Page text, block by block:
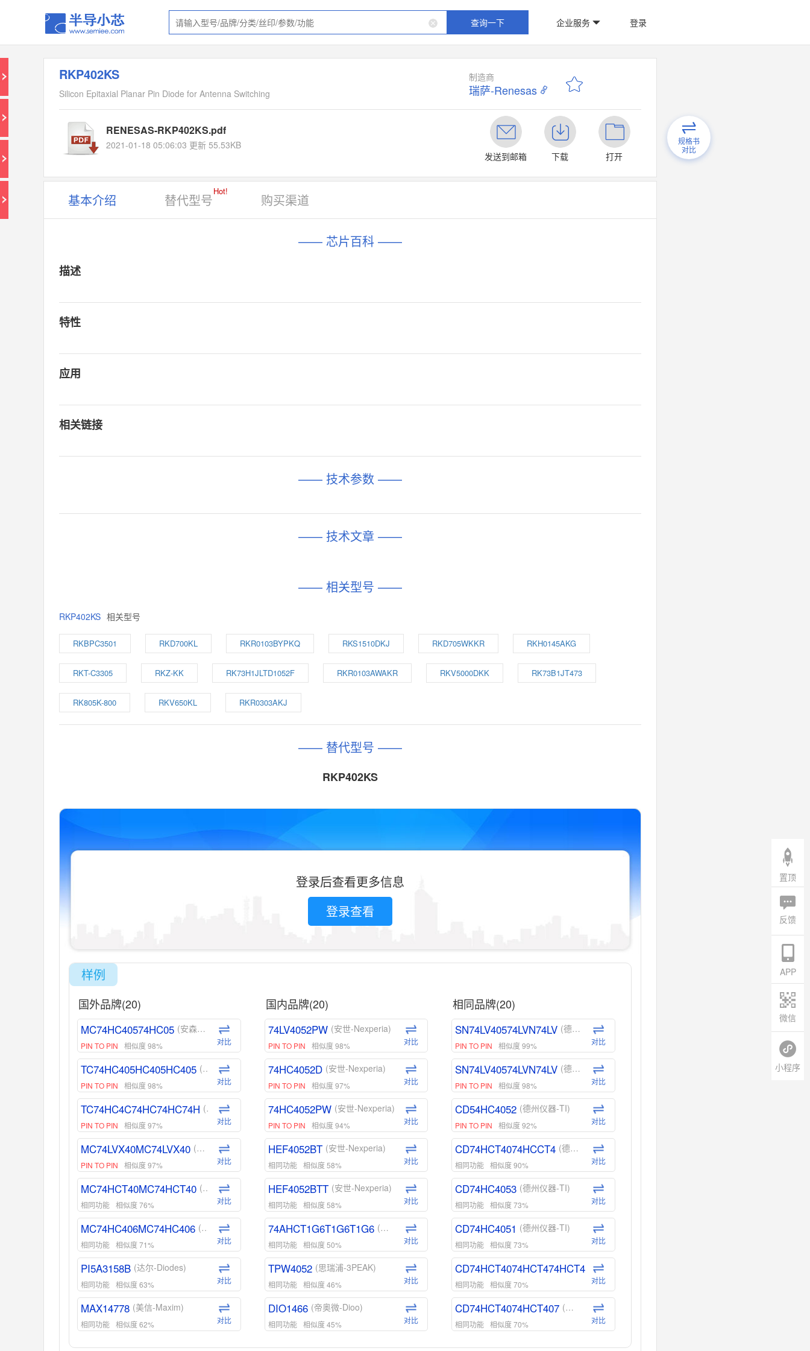
查询一下 企业服务 登录
RKP402KS
Silicon Epitaxial Planar Pin Diode for Antenna Switching
制造商
瑞萨-Renesas
RENESAS-RKP402KS.pdf
2021-01-18 05:06:03 更新 55.53KB
发送到邮箱
下载 打开
规格书
对比
基本介绍 替代型号
Hot!
购买渠道
—— 芯片百科 ——
描述
特性
应用
相关链接
—— 技术参数 ——
—— 技术文章 ——
—— 相关型号 ——
RKP402KS 相关型号
RKBPC3501 RKD700KL RKR0103BYPKQ RKS1510DKJ RKD705WKKR RKH0145AKG
RKT-C3305 RKZ-KK RK73H1JLTD1052F RKR0103AWAKR RKV5000DKK RK73B1JT473
RK805K-800 RKV650KL RKR0303AKJ
—— 替代型号 ——
RKP402KS
登录后查看更多信息
登录查看
样例
国外品牌(20)
MC74HC40574HC05 (安森美-ON)
PIN TO PIN 相似度 98% 对比
TC74HC405HC405HC405 (东芝-Toshiba)
PIN TO PIN 相似度 98% 对比
TC74HC4C74HC74HC74H (东芝-Toshiba)
PIN TO PIN 相似度 97% 对比
MC74LVX40MC74LVX40 (安森美-ON)
PIN TO PIN 相似度 97% 对比
MC74HCT40MC74HCT40 (安森美-ON)
相同功能 相似度 76% 对比
MC74HC406MC74HC406 (安森美-ON)
相同功能 相似度 71% 对比
PI5A3158B (达尔-Diodes)
相同功能 相似度 63% 对比
MAX14778 (美信-Maxim)
相同功能 相似度 62% 对比
ADG1439 (亚德诺-ADI)
国内品牌(20)
74LV4052PW (安世-Nexperia)
PIN TO PIN 相似度 98% 对比
74HC4052D (安世-Nexperia)
PIN TO PIN 相似度 97% 对比
74HC4052PW (安世-Nexperia)
PIN TO PIN 相似度 94% 对比
HEF4052BT (安世-Nexperia)
相同功能 相似度 58% 对比
HEF4052BTT (安世-Nexperia)
相同功能 相似度 58% 对比
74AHCT1G6T1G6T1G6 (安世-Nexperia)
相同功能 相似度 50% 对比
TPW4052 (思瑞浦-3PEAK)
相同功能 相似度 46% 对比
DIO1466 (帝奥微-Dioo)
相同功能 相似度 45% 对比
DIO1159 (帝奥微-Dioo)
相同品牌(20)
SN74LV40574LVN74LV (德州仪器-TI)
PIN TO PIN 相似度 99% 对比
SN74LV40574LVN74LV (德州仪器-TI)
PIN TO PIN 相似度 98% 对比
CD54HC4052 (德州仪器-TI)
PIN TO PIN 相似度 92% 对比
CD74HCT4074HCCT4 (德州仪器-TI)
相同功能 相似度 90% 对比
CD74HC4053 (德州仪器-TI)
相同功能 相似度 73% 对比
CD74HC4051 (德州仪器-TI)
相同功能 相似度 73% 对比
CD74HCT4074HCT474HCT4 (德州仪器-TI)
相同功能 相似度 70% 对比
CD74HCT4074HCT407 (德州仪器-TI)
相同功能 相似度 70% 对比
CD74HCT4D74HDCT40 (德州仪器-TI)
置顶
反馈
APP
微信
小程序